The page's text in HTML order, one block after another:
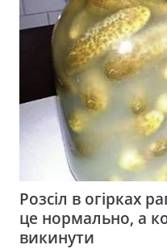
Розсіл в огірках
це нормально, а
викинути